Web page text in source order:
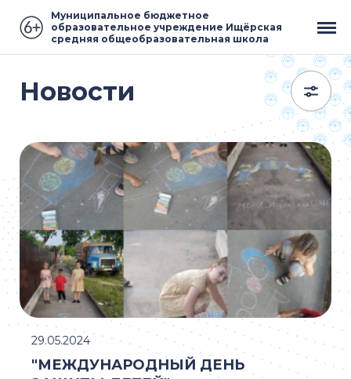
Муниципальное бюджетное
образовательное учреждение Ищёрская
средняя общеобразовательная школа
Новости
"МЕЖДУНАРОДНЫЙ ДЕНЬ
29.05.2024